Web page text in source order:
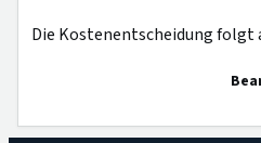
Die Kostenentscheidung folgt